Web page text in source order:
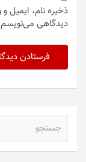
ذخیره نام، ایمیل
دیدگاهی